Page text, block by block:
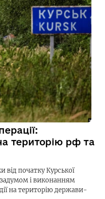
територію рф та
від початку Курської
і виконанням
на територію держави-